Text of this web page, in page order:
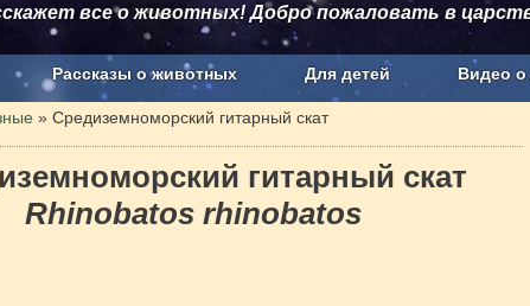
все о животных! Добро пожаловать в
Рассказы о животных Для детей Видео
О проекте
» Средиземноморский гитарный скат
гитарный скат
Rhinobatos rhinobatos